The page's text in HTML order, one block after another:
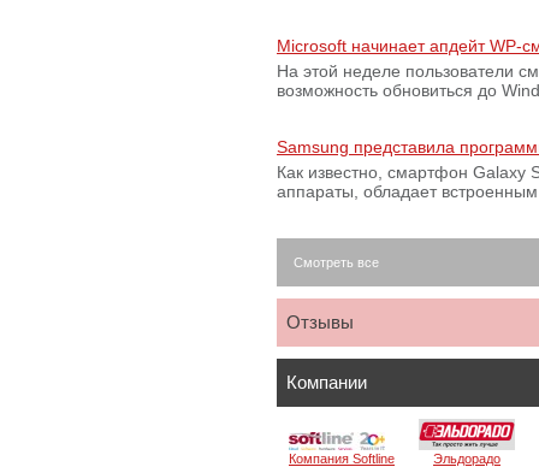
Microsoft начинает апдейт WP-
На этой неделе пользователи
возможность обновиться до
Samsung представила
Как известно, смартфон Galaxy
аппараты, обладает
Смотреть все
Отзывы
Компании
Компания Softline Эльдорадо